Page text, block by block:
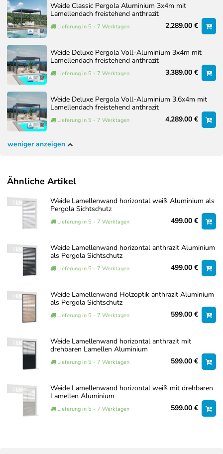
Weide Classic Pergola Aluminium 3x4m mit
Lamellendach freistehend anthrazit
Lieferung in 5 - 7 Werktagen 2,289.00 €
Weide Deluxe Pergola Voll-Aluminium 3x4m mit
Lamellendach freistehend anthrazit
Lieferung in 5 - 7 Werktagen 3,389.00 €
Weide Deluxe Pergola Voll-Aluminium 3,6x4m mit
Lamellendach freistehend anthrazit
Lieferung in 5 - 7 Werktagen 4,289.00 €
weniger anzeigen
Ähnliche Artikel
Weide Lamellenwand horizontal weiß Aluminium als
Pergola Sichtschutz
Lieferung in 5 - 7 Werktagen 499.00 €
Weide Lamellenwand horizontal anthrazit Aluminium
als Pergola Sichtschutz
Lieferung in 5 - 7 Werktagen 499.00 €
Weide Lamellenwand Holzoptik anthrazit Aluminium
als Pergola Sichtschutz
Lieferung in 5 - 7 Werktagen 599.00 €
Weide Lamellenwand horizontal anthrazit mit
drehbaren Lamellen Aluminium
Lieferung in 5 - 7 Werktagen 599.00 €
Weide Lamellenwand horizontal weiß mit drehbaren
Lamellen Aluminium
Lieferung in 5 - 7 Werktagen 599.00 €